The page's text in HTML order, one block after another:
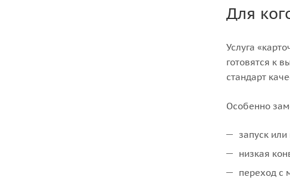
Для
Услуга
готовятся к
стандарт
Особенно
запуск
низкая
переход с